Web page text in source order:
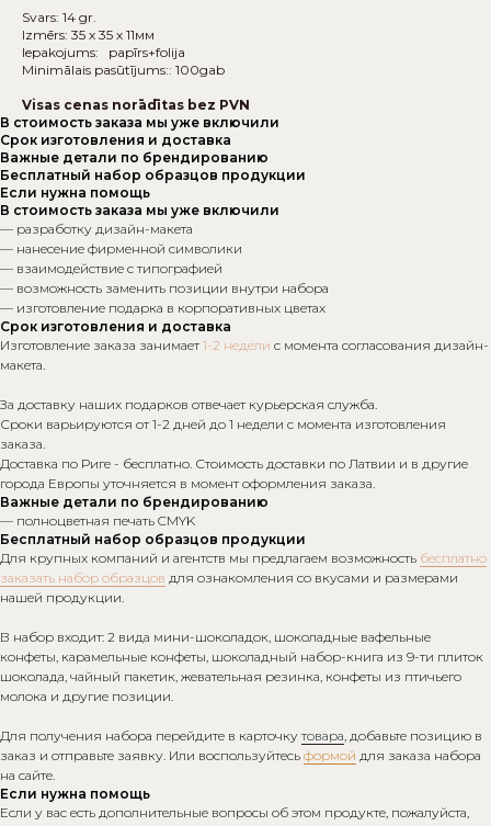
Svars: 14 gr.
Izmērs: 35 х 35 х 11мм
Iepakojums: papīrs+folija
Minimālais pasūtījums:: 100gab
Visas cenas norādītas bez PVN
В стоимость заказа мы уже включили
Срок изготовления и доставка
Важные детали по брендированию
Бесплатный набор образцов продукции
Если нужна помощь
В стоимость заказа мы уже включили
— разработку дизайн-макета
— нанесение фирменной символики
— взаимодействие с типографией
— возможность заменить позиции внутри набора
— изготовление подарка в корпоративных цветах
Срок изготовления и доставка
Изготовление заказа занимает1-2 недели с момента согласования дизайн-
макета.
За доставку наших подарков отвечает курьерская служба.
Сроки варьируются от 1-2 дней до 1 недели с момента изготовления
заказа.
Доставка по Риге - бесплатно. Стоимость доставки по Латвии и в другие
города Европы уточняется в момент оформления заказа.
Важные детали по брендированию
— полноцветная печать CMYK
Бесплатный набор образцов продукции
Для крупных компаний и агентств мы предлагаем возможность бесплатно
заказать набор образцов для ознакомления со вкусами и размерами
нашей продукции.
В набор входит: 2 вида мини-шоколадок, шоколадные вафельные
конфеты, карамельные конфеты, шоколадный набор-книга из 9-ти плиток
шоколада, чайный пакетик, жевательная резинка, конфеты из птичьего
молока и другие позиции.
Для получения набора перейдите в карточкутовара, добавьте позицию в
заказ и отправьте заявку. Или воспользуйтесь формой для заказа набора
на сайте.
Если нужна помощь
Если у вас есть дополнительные вопросы об этом продукте, пожалуйста,